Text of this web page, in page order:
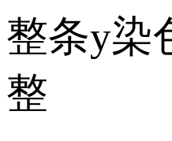
整条y染
整